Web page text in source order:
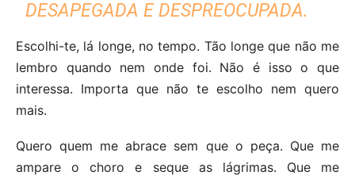
DESAPEGADA E DESPREOCUPADA.
Escolhi-te, lá longe, no tempo. Tão longe que não me
lembro quando nem onde foi. Não é isso o que
interessa. Importa que não te escolho nem quero
mais.
Quero quem me abrace sem que o peça. Que me
ampare o choro e seque as lágrimas. Que me